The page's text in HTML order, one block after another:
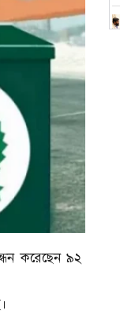
করেছেন ৯২